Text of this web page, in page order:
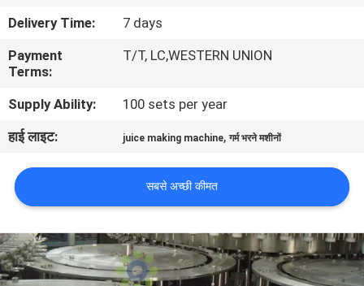
नियंत्रण
संपर्क
करें
समाचार
Delivery Time:
7 days
Payment
Terms:
T/T, LC,WESTERN UNION
Supply Ability:
100 sets per year
हाई लाइट:
juice making machine,गर्म भरने मशीनों
सबसे अच्छी कीमत